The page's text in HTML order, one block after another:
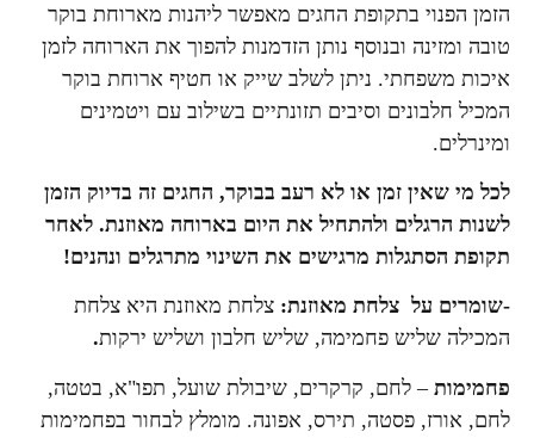
הזמן הפנוי בתקופת החגים מאפשר ליהנות מארוחת בוקר
טובה ומזינה ובנוסף נותן הזדמנות להפוך את הארוחה לזמן
איכות משפחתי. ניתן לשלב שייק או חטיף ארוחת בוקר
המכיל חלבונים וסיבים תזונתיים בשילוב עם ויטמינים
ומינרלים.
לכל מי שאין זמן או לא רעב בבוקר, החגים זה בדיוק הזמן
לשנות הרגלים ולהתחיל את היום בארוחה מאוזנת. לאחר
תקופת הסתגלות מרגישים את השינוי מתרגלים ונהנים!
-שומרים על צלחת מאוזנת: צלחת מאוזנת היא צלחת
המכילה שליש פחמימה, שליש חלבון ושליש ירקות.
פחמימות – לחם, קרקרים, שיבולת שועל, תפו"א, בטטה,
לחם, אורז, פסטה, תירס, אפונה. מומלץ לבחור בפחמימות